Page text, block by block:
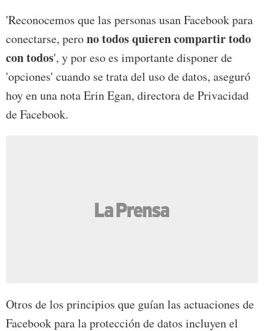
'Reconocemos que las personas usan Facebook para
conectarse, perono todos quieren compartir todo
con todos', y por eso es importante disponer de
'opciones' cuando se trata del uso de datos, aseguró
hoy en una nota Erin Egan, directora de Privacidad
de Facebook.
Otros de los principios que guían las actuaciones de
Facebook para la protección de datos incluyen el